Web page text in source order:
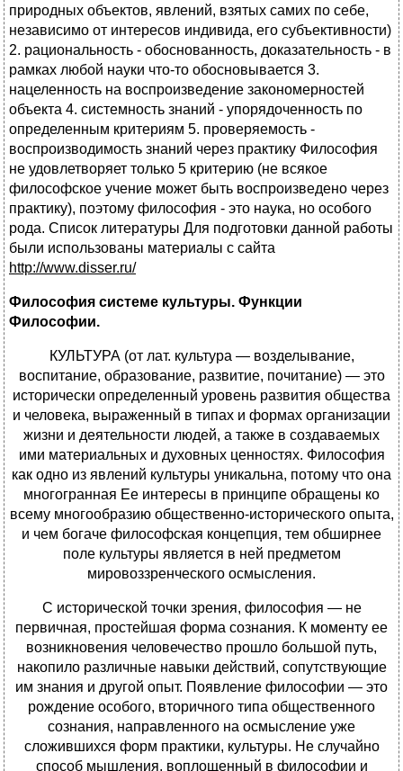
природных объектов, явлений, взятых самих по себе,
независимо от интересов индивида, его субъективности)
2. рациональность - обоснованность, доказательность - в
рамках любой науки что-то обосновывается 3.
нацеленность на воспроизведение закономерностей
объекта 4. системность знаний - упорядоченность по
определенным критериям 5. проверяемость -
воспроизводимость знаний через практику Философия
не удовлетворяет только 5 критерию (не всякое
философское учение может быть воспроизведено через
практику), поэтому философия - это наука, но особого
рода. Список литературы Для подготовки данной работы
были использованы материалы с сайта
http://www.disser.ru/
Философия системе культуры. Функции
Философии.
КУЛЬТУРА (от лат. культура — возделывание,
воспитание, образование, развитие, почитание) — это
исторически определенный уровень развития общества
и человека, выраженный в типах и формах организации
жизни и деятельности людей, а также в создаваемых
ими материальных и духовных ценностях. Философия
как одно из явлений культуры уникальна, потому что она
многогранная Ее интересы в принципе обращены ко
всему многообразию общественно-исторического опыта,
и чем богаче философская концепция, тем обширнее
поле культуры является в ней предметом
мировоззренческого осмысления.
С исторической точки зрения, философия — не
первичная, простейшая форма сознания. К моменту ее
возникновения человечество прошло большой путь,
накопило различные навыки действий, сопутствующие
им знания и другой опыт. Появление философии — это
рождение особого, вторичного типа общественного
сознания, направленного на осмысление уже
сложившихся форм практики, культуры. Не случайно
способ мышления, воплощенный в философии и